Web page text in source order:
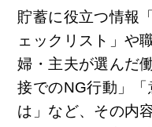
貯蓄に役立つ情報
ェックリスト」や
婦・主夫が選んだ
接でのNG行動」「
は」など、その内